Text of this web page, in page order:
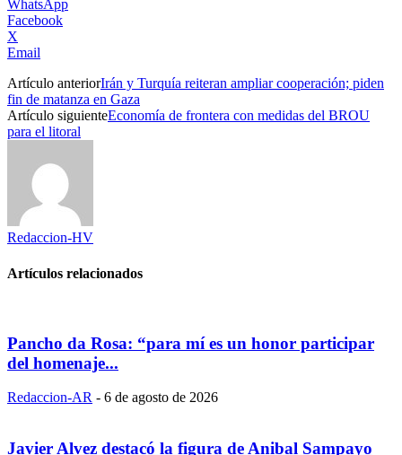
WhatsApp
Facebook
X
Email
Artículo anteriorIrán y Turquía reiteran ampliar cooperación; piden
fin de matanza en Gaza
Artículo siguienteEconomía de frontera con medidas del BROU
para el litoral
Redaccion-HV
Artículos relacionados
Pancho da Rosa: “para mí es un honor participar
del homenaje...
Redaccion-AR - 6 de agosto de 2026
Javier Alvez destacó la figura de Anibal Sampayo